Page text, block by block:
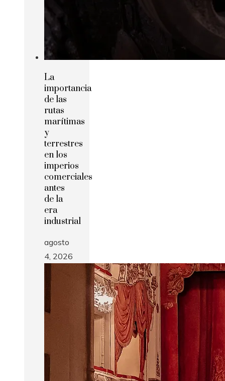
La
importancia
de las
rutas
marítimas
y
terrestres
en los
imperios
comerciales
antes
de la
era
industrial
agosto
4, 2026